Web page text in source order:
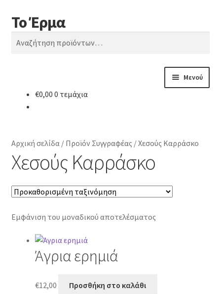
Απευθείας
μετάβαση
στην
Μετάβαση
σε
περιεχόμενο
Το Έρμα
Αναζήτηση
Αναζήτηση
Μενού
Κατηγορίες Βιβλίων
€0,00 0 τεμάχια
Αρχική σελίδα/ Προϊόν Συγγραφέας /Χεσούς Καρράσκο
Χεσούς Καρράσκο
Εμφάνιση του μοναδικού αποτελέσματος
Άγρια ερημιά
€12,00 Προσθήκη στο καλάθι